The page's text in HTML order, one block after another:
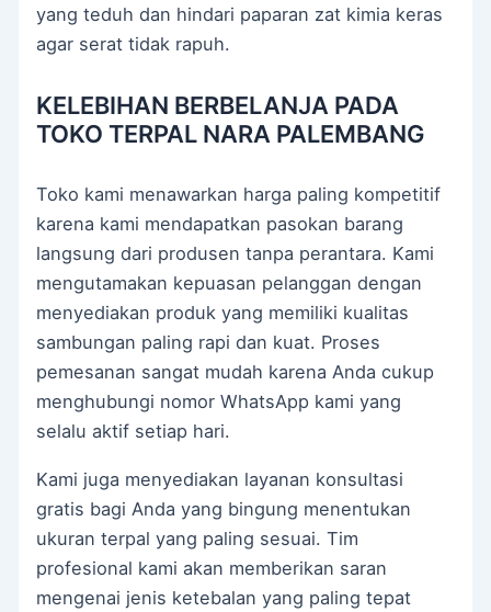
yang teduh dan hindari paparan zat kimia keras
agar serat tidak rapuh.
KELEBIHAN BERBELANJA PADA
TOKO TERPAL NARA PALEMBANG
Toko kami menawarkan harga paling kompetitif
karena kami mendapatkan pasokan barang
langsung dari produsen tanpa perantara. Kami
mengutamakan kepuasan pelanggan dengan
menyediakan produk yang memiliki kualitas
sambungan paling rapi dan kuat. Proses
pemesanan sangat mudah karena Anda cukup
menghubungi nomor WhatsApp kami yang
selalu aktif setiap hari.
Kami juga menyediakan layanan konsultasi
gratis bagi Anda yang bingung menentukan
ukuran terpal yang paling sesuai. Tim
profesional kami akan memberikan saran
mengenai jenis ketebalan yang paling tepat